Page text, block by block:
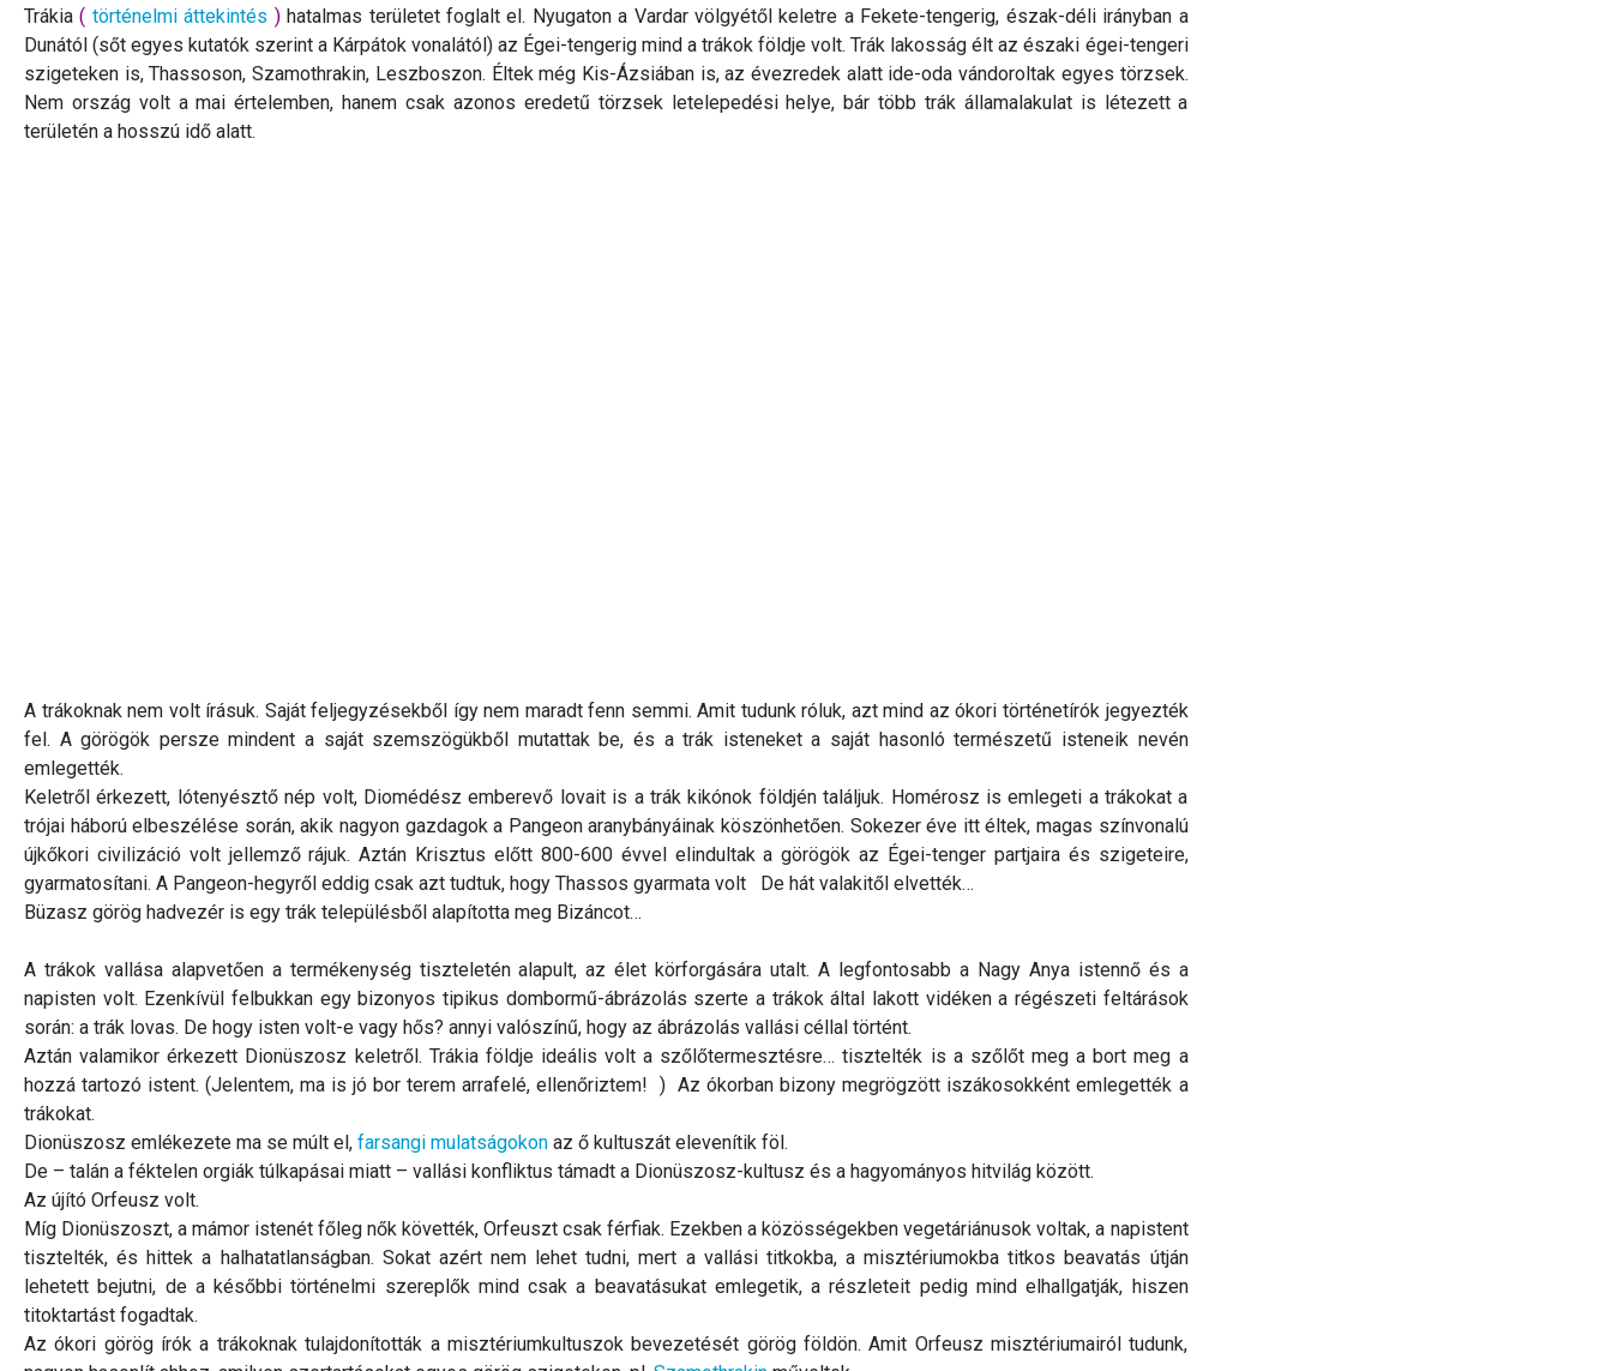
Trákia( történelmi áttekintés )hatalmas területet foglalt el. Nyugaton a Vardar völgyétől keletre a Fekete-tengerig, észak-déli irányban a
Dunától (sőt egyes kutatók szerint a Kárpátok vonalától) az Égei-tengerig mind a trákok földje volt. Trák lakosság élt az északi égei-tengeri
szigeteken is, Thassoson, Szamothrakin, Leszboszon. Éltek még Kis-Ázsiában is, az évezredek alatt ide-oda vándoroltak egyes törzsek.
Nem ország volt a mai értelemben, hanem csak azonos eredetű törzsek letelepedési helye, bár több trák államalakulat is létezett a
területén a hosszú idő alatt.
A trákoknak nem volt írásuk. Saját feljegyzésekből így nem maradt fenn semmi. Amit tudunk róluk, azt mind az ókori történetírók jegyezték
fel. A görögök persze mindent a saját szemszögükből mutattak be, és a trák isteneket a saját hasonló természetű isteneik nevén
emlegették.
Keletről érkezett, lótenyésztő nép volt, Diomédész emberevő lovait is a trák kikónok földjén találjuk. Homérosz is emlegeti a trákokat a
trójai háború elbeszélése során, akik nagyon gazdagok a Pangeon aranybányáinak köszönhetően. Sokezer éve itt éltek, magas színvonalú
újkőkori civilizáció volt jellemző rájuk. Aztán Krisztus előtt 800-600 évvel elindultak a görögök az Égei-tenger partjaira és szigeteire,
gyarmatosítani. A Pangeon-hegyről eddig csak azt tudtuk, hogy Thassos gyarmata volt De hát valakitől elvették…
Büzasz görög hadvezér is egy trák településből alapította meg Bizáncot…
A trákok vallása alapvetően a termékenység tiszteletén alapult, az élet körforgására utalt. A legfontosabb a Nagy Anya istennő és a
napisten volt. Ezenkívül felbukkan egy bizonyos tipikus dombormű-ábrázolás szerte a trákok által lakott vidéken a régészeti feltárások
során: a trák lovas. De hogy isten volt-e vagy hős? annyi valószínű, hogy az ábrázolás vallási céllal történt.
Aztán valamikor érkezett Dionüszosz keletről. Trákia földje ideális volt a szőlőtermesztésre… tisztelték is a szőlőt meg a bort meg a
hozzá tartozó istent. (Jelentem, ma is jó bor terem arrafelé, ellenőriztem! ) Az ókorban bizony megrögzött iszákosokként emlegették a
trákokat.
Dionüszosz emlékezete ma se múlt el, farsangi mulatságokon az ő kultuszát elevenítik föl.
De – talán a féktelen orgiák túlkapásai miatt – vallási konfliktus támadt a Dionüszosz-kultusz és a hagyományos hitvilág között.
Az újító Orfeusz volt.
Míg Dionüszoszt, a mámor istenét főleg nők követték, Orfeuszt csak férfiak. Ezekben a közösségekben vegetáriánusok voltak, a napistent
tisztelték, és hittek a halhatatlanságban. Sokat azért nem lehet tudni, mert a vallási titkokba, a misztériumokba titkos beavatás útján
lehetett bejutni, de a későbbi történelmi szereplők mind csak a beavatásukat emlegetik, a részleteit pedig mind elhallgatják, hiszen
titoktartást fogadtak.
Az ókori görög írók a trákoknak tulajdonították a misztériumkultuszok bevezetését görög földön. Amit Orfeusz misztériumairól tudunk,